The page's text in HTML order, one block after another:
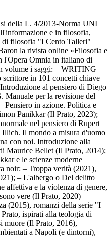
della L. 4/2013-Norma UNI
e in filosofia,
di filosofia "I Cento Talleri"
la rivista online «Filosofia e
l'Opera Omnia in italiano di
volume i saggi: – WRITING
in 101 concetti chiave
al pensiero di Diego
per la revisione del
Pensiero in azione. Politica e
Panikkar (Il Prato, 2023); –
nel pensiero di Rupert
Il mondo a misura d'uomo
con noi. Introduzione alla
Maurice Bellet (Il Prato, 2014);
e le scienze moderne
noir: – Troppa verità (2021),
– L'albergo o Del delitto
affettiva e la violenza di genere,
vere (Il Prato, 2020) –
(2015), romanzi della serie "I
ispirati alla teologia di
muore (Il Prato, 2016),
a Napoli (e dintorni),